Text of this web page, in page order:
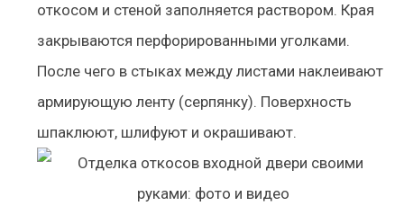
откосом и стеной заполняется раствором. Края
закрываются перфорированными уголками.
После чего в стыках между листами наклеивают
армирующую ленту (серпянку). Поверхность
шпаклюют, шлифуют и окрашивают.